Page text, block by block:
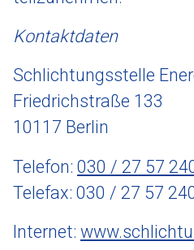
Kontaktdaten
Schlichtungsstelle
Friedrichstraße 133
10117 Berlin
Telefon: 030 / 27 57
Telefax: 030 / 27 57
Internet: